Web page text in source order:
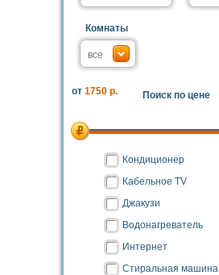
Комнаты
Поиск по цене
от 1750 р.
Кондиционер
Кабельное TV
Джакузи
Водонагреватель
Интернет
Стиральная машина